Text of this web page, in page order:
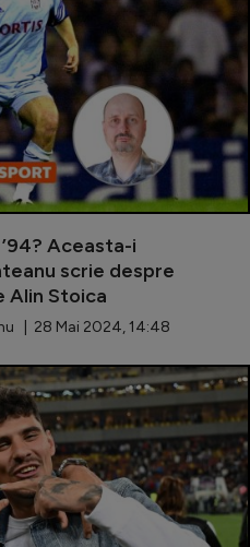
Aceasta-i
scrie despre
Alin Stoica
| 28 Mai 2024, 14:48